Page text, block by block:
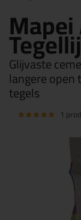
Glijvaste
langere
tegels
1